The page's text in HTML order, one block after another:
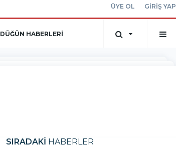
ÜYE OL GİRİŞ YAP
DÜĞÜN HABERLERİ
SIRADAKİ HABERLER